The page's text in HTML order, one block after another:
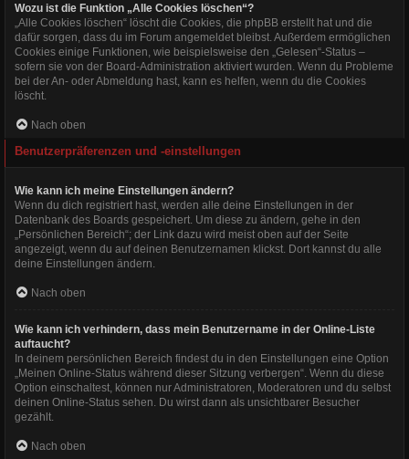
Wozu ist die Funktion „Alle Cookies löschen“?
„Alle Cookies löschen“ löscht die Cookies, die phpBB erstellt hat und die
dafür sorgen, dass du im Forum angemeldet bleibst. Außerdem ermöglichen
Cookies einige Funktionen, wie beispielsweise den „Gelesen“-Status –
sofern sie von der Board-Administration aktiviert wurden. Wenn du Probleme
bei der An- oder Abmeldung hast, kann es helfen, wenn du die Cookies
löscht.
Nach oben
Benutzerpräferenzen und -einstellungen
Wie kann ich meine Einstellungen ändern?
Wenn du dich registriert hast, werden alle deine Einstellungen in der
Datenbank des Boards gespeichert. Um diese zu ändern, gehe in den
„Persönlichen Bereich“; der Link dazu wird meist oben auf der Seite
angezeigt, wenn du auf deinen Benutzernamen klickst. Dort kannst du alle
deine Einstellungen ändern.
Nach oben
Wie kann ich verhindern, dass mein Benutzername in der Online-Liste
auftaucht?
In deinem persönlichen Bereich findest du in den Einstellungen eine Option
„Meinen Online-Status während dieser Sitzung verbergen“. Wenn du diese
Option einschaltest, können nur Administratoren, Moderatoren und du selbst
deinen Online-Status sehen. Du wirst dann als unsichtbarer Besucher
gezählt.
Nach oben